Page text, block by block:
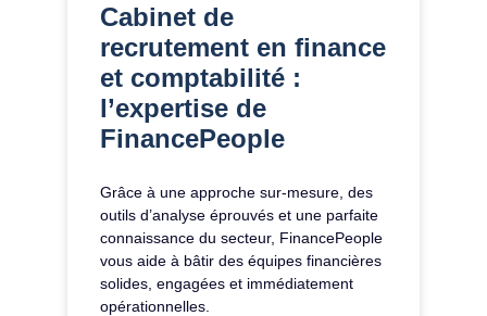
Cabinet de
recrutement en finance
et comptabilité :
l’expertise de
FinancePeople
Grâce à une approche sur-mesure, des
outils d’analyse éprouvés et une parfaite
connaissance du secteur, FinancePeople
vous aide à bâtir des équipes financières
solides, engagées et immédiatement
opérationnelles.